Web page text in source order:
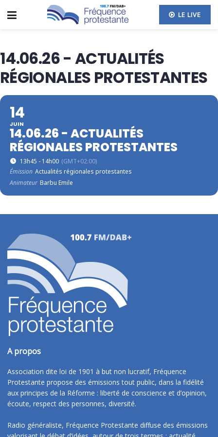
LE LIVE
14.06.26 - ACTUALITÉS
RÉGIONALES PROTESTANTES
14
JUIN
14.06.26 - ACTUALITÉS
RÉGIONALES PROTESTANTES
13h45 - 14h00 (GMT+02:00)
Émission Actualités régionales protestantes
Animateur Barbu Emile
A propos
Association dite loi de 1901 à but non lucratif, Fréquence
Protestante propose des émissions tout public, dans la fidélité
aux principes de la Réforme : liberté de conscience et d’opinion,
écoute, respect des personnes, diversité.
Radio généraliste, Fréquence Protestante diffuse des émissions